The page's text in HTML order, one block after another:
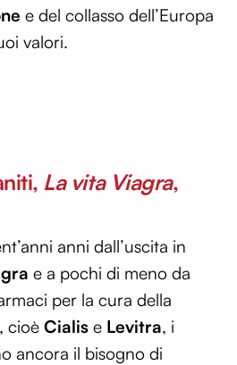
e del collasso dell’Europa
valori.
La vita Viagra,
anni dall’uscita in
e a pochi di meno da
per la cura della
cioè Cialis e Levitra, i
ancora il bisogno di